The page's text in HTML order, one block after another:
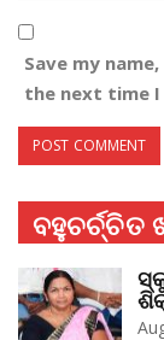
Save my
the next time I
ବହୁଚର୍ଚ୍ଚିତ